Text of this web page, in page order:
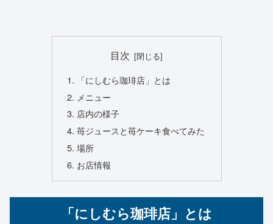
目次
「にしむら珈琲店」とは
メニュー
店内の様子
苺ジュースと苺ケーキ食べてみた
場所
お店情報
「にしむら珈琲店」とは